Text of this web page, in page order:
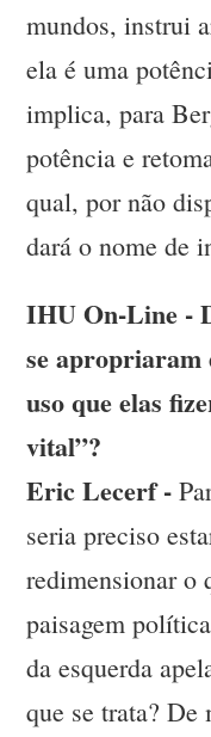
mundos, instrui
ela é uma
implica, para
potência e
qual, por não
dará o nome de
IHU On-Line -
se apropriaram
uso que elas
vital”?
Eric Lecerf -
seria preciso
redimensionar o
paisagem
da esquerda
que se trata? De